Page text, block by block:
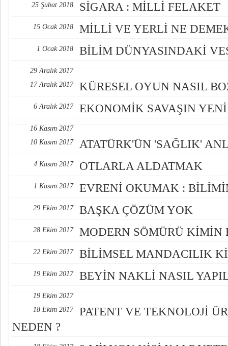
25 Şubat 2018 SİGARA : MİLLİ FELAKET
15 Ocak 2018 MİLLİ VE YERLİ NE
1 Ocak 2018 BİLİM DÜNYASINDAKİ
29 Aralık 2017
17 Aralık 2017
KÜRESEL OYUN NASIL
6 Aralık 2017 EKONOMİK SAVAŞIN
16 Kasım 2017
10 Kasım 2017
ATATÜRK'ÜN 'SAĞLIK'
4 Kasım 2017 OTLARLA ALDATMAK
1 Kasım 2017 EVRENİ OKUMAK :
29 Ekim 2017 BAŞKA ÇÖZÜM YOK
28 Ekim 2017 MODERN SÖMÜRÜ KİMİN
22 Ekim 2017 BİLİMSEL MANDACILIK
19 Ekim 2017 BEYİN NAKLİ NASIL
19 Ekim 2017
18 Ekim 2017
PATENT VE TEKNOLOJİ
NEDEN ?